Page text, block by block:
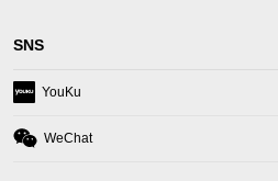
SNS
YouKu
(opens
a
WeChat
(opens